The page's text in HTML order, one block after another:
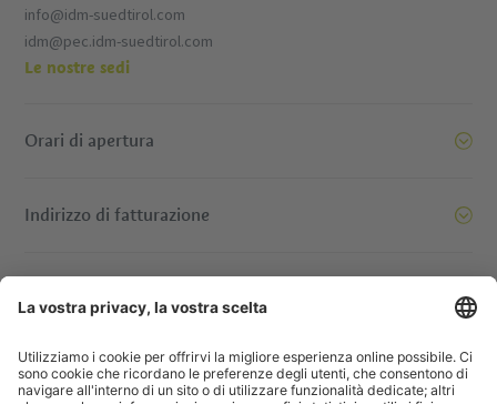
info@idm-suedtirol.com
idm@pec.idm-suedtirol.com
Le nostre sedi
Orari di apertura
Indirizzo di fatturazione